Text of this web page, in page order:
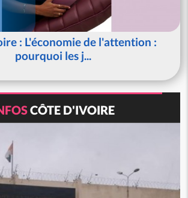
: L'économie de l'attention :
pourquoi les j...
CÔTE D'IVOIRE